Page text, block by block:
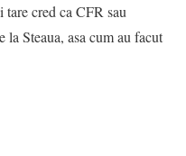
cred ca CFR sau
Steaua, asa cum au facut